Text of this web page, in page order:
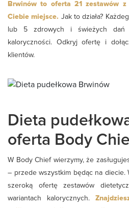
Brwinów to oferta 21 zestawów
Ciebie miejsce. Jak to działa?
lub 5 zdrowych i świeżych dań
kaloryczności. Odkryj ofertę i
klientów.
Dieta
oferta Body
W Body Chief wierzymy, że
– przede wszystkim będąc na diecie.
szeroką ofertę zestawów
wariantach kalorycznych.